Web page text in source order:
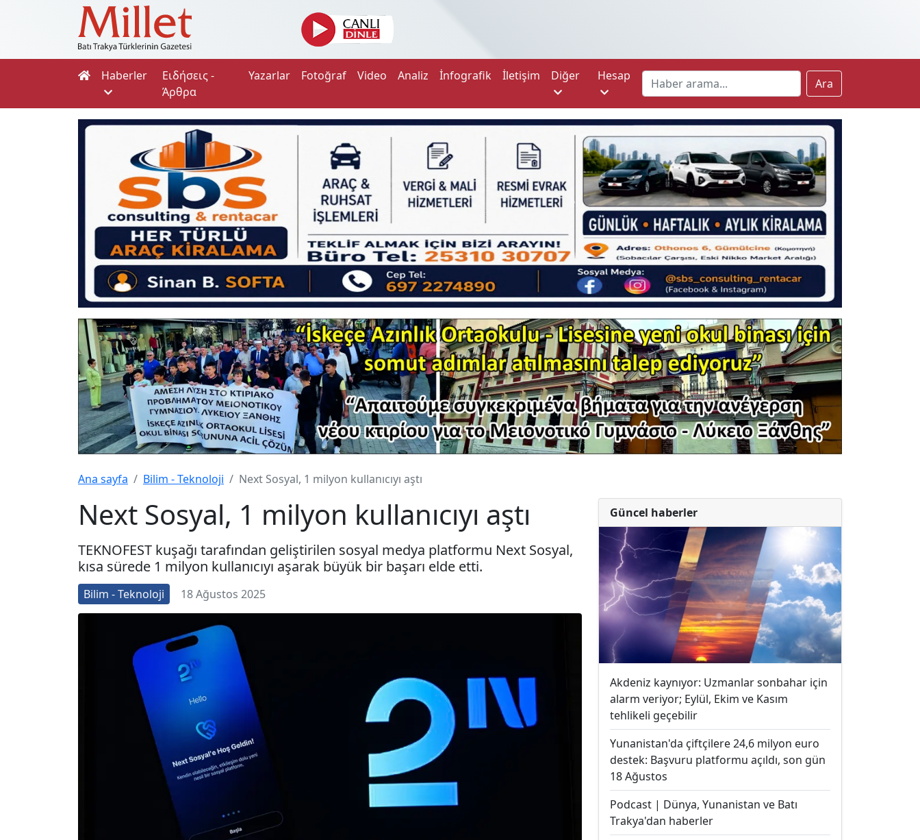
Haberler
Ειδήσεις -
Άρθρα
Yazarlar Fotoğraf Video Analiz İnfografik İletişim Diğer Hesap
Ara
Ana sayfa Bilim - Teknoloji Next Sosyal, 1 milyon kullanıcıyı aştı
Next Sosyal, 1 milyon kullanıcıyı aştı
TEKNOFEST kuşağı tarafından geliştirilen sosyal medya platformu Next Sosyal,
kısa sürede 1 milyon kullanıcıyı aşarak büyük bir başarı elde etti.
Bilim - Teknoloji 18 Ağustos 2025
Güncel haberler
Akdeniz kaynıyor: Uzmanlar sonbahar için
alarm veriyor; Eylül, Ekim ve Kasım
tehlikeli geçebilir
Yunanistan'da çiftçilere 24,6 milyon euro
destek: Başvuru platformu açıldı, son gün
18 Ağustos
Podcast | Dünya, Yunanistan ve Batı
Trakya'dan haberler